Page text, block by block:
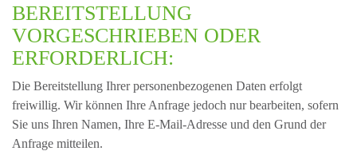
BEREITSTELLUNG
VORGESCHRIEBEN ODER
ERFORDERLICH:
Die Bereitstellung Ihrer personenbezogenen Daten erfolgt
freiwillig. Wir können Ihre Anfrage jedoch nur bearbeiten, sofern
Sie uns Ihren Namen, Ihre E-Mail-Adresse und den Grund der
Anfrage mitteilen.